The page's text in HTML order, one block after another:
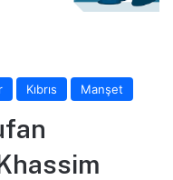
Kıbrıs Manşet